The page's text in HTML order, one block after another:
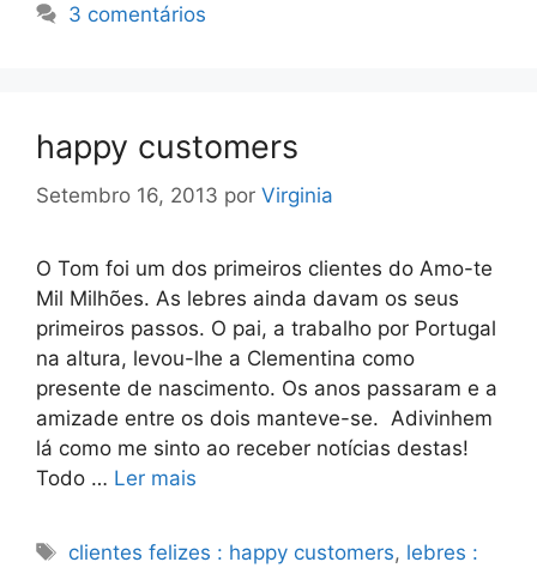
3 comentários
happy customers
Setembro 16, 2013 por Virginia
O Tom foi um dos primeiros clientes do Amo-te
Mil Milhões. As lebres ainda davam os seus
primeiros passos. O pai, a trabalho por Portugal
na altura, levou-lhe a Clementina como
presente de nascimento. Os anos passaram e a
amizade entre os dois manteve-se. Adivinhem
lá como me sinto ao receber notícias destas!
Todo … Ler mais
Etiquetas
clientes felizes : happy customers, lebres :